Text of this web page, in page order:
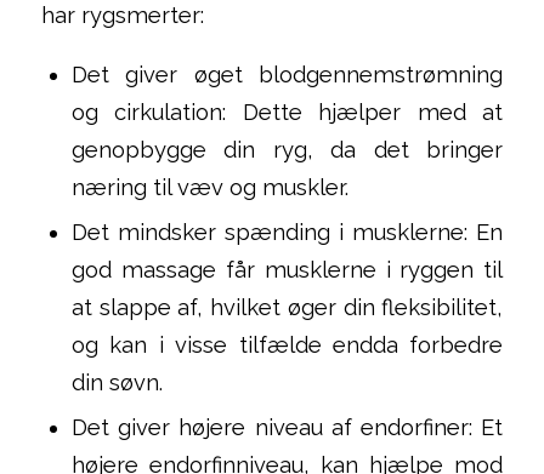
har rygsmerter:
Det giver øget blodgennemstrømning
og cirkulation: Dette hjælper med at
genopbygge din ryg, da det bringer
næring til væv og muskler.
Det mindsker spænding i musklerne: En
god massage får musklerne i ryggen til
at slappe af, hvilket øger din fleksibilitet,
og kan i visse tilfælde endda forbedre
din søvn.
Det giver højere niveau af endorfiner: Et
højere endorfinniveau, kan hjælpe mod